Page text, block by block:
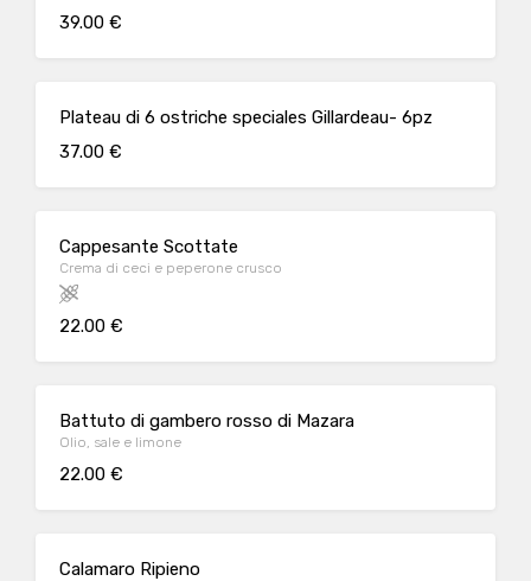
39.00 €
Plateau di 6 ostriche speciales Gillardeau- 6pz
37.00 €
Cappesante Scottate
Crema di ceci e peperone crusco
22.00 €
Battuto di gambero rosso di Mazara
Olio, sale e limone
22.00 €
Calamaro Ripieno